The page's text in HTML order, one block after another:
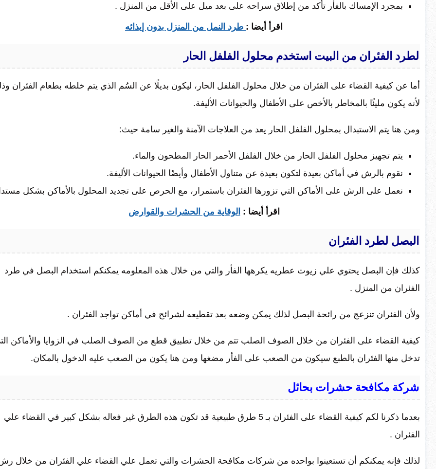
بمجرد الإمساك بالفأر تأكد من إطلاق سراحه على بعد ميل على الأقل من المنزل .
اقرأ أيضا : طرد النمل من المنزل بدون إيذائه
لطرد الفئران من البيت استخدم محلول الفلفل الحار
أما عن كيفية القضاء على الفئران من خلال محلول الفلفل الحار، ليكون بديلًا عن السُم الذي يتم خلطه بطعام الفئران
لأنه يكون مليئًا بالمخاطر بالأخص على الأطفال والحيوانات الأليفة.
ومن هنا يتم الاستبدال بمحلول الفلفل الحار يعد من العلاجات الآمنة والغير سامة حيث:
يتم تجهيز محلول الفلفل الحار من خلال الفلفل الأحمر الحار المطحون والماء.
نقوم بالرش في أماكن بعيدة لتكون بعيدة عن متناول الأطفال وأيضًا الحيوانات الأليفة.
نعمل على الرش على الأماكن التي تزورها الفئران باستمرار، مع الحرص على تجديد المحلول بالأماكن بشكل
اقرأ أيضا : الوقاية من الحشرات والقوارض
البصل لطرد الفئران
كذلك فإن البصل يحتوي علي زيوت عطريه يكرهها الفأر والتي من خلال هذه المعلومه يمكنكم استخدام البصل في طرد
الفئران من المنزل .
ولأن الفئران تنزعج من رائحة البصل لذلك يمكن وضعه بعد تقطيعه لشرائح في أماكن تواجد الفئران .
كيفية القضاء على الفئران من خلال الصوف الصلب تتم من خلال تطبيق قطع من الصوف الصلب في الزوايا والأماكن
تدخل منها الفئران بالطبع سيكون من الصعب على الفأر مضغها ومن هنا يكون من الصعب عليه الدخول بالمكان.
شركة مكافحة حشرات بحائل
بعدما ذكرنا لكم كيفية القضاء على الفئران بـ 5 طرق طبيعية قد تكون هذه الطرق غير فعاله بشكل كبير في القضاء علي
الفئران .
لذلك فإنه يمكنكم أن تستعينوا بواحده من شركات مكافحة الحشرات والتي تعمل علي القضاء علي الفئران من خلال